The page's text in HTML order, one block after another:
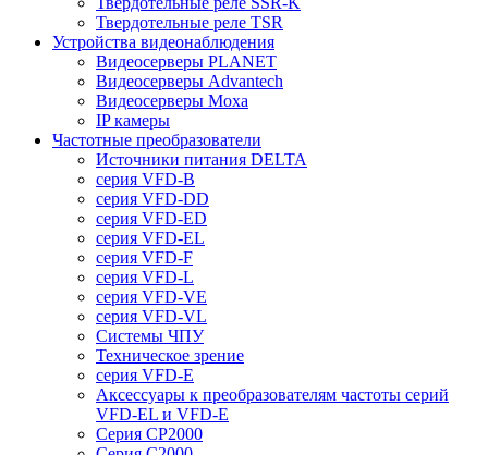
Твердотельные реле TSR
Устройства видеонаблюдения
Видеосерверы PLANET
Видеосерверы Advantech
Видеосерверы Moxa
IP камеры
Частотные преобразователи
Источники питания DELTA
серия VFD-B
серия VFD-DD
серия VFD-ED
серия VFD-EL
серия VFD-F
серия VFD-L
серия VFD-VE
серия VFD-VL
Системы ЧПУ
Техническое зрение
серия VFD-E
Аксессуары к преобразователям частоты серий
VFD-EL и VFD-E
Серия CP2000